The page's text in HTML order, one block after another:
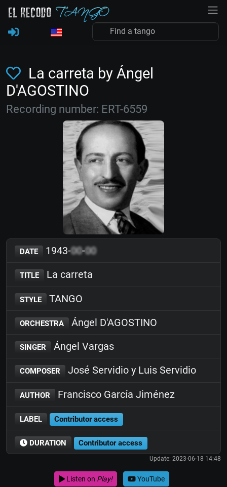
La carreta by Ángel
D'AGOSTINO
Recording number: ERT-6559
DATE 1943-00-00
TITLE La carreta
STYLE TANGO
ORCHESTRA Ángel D'AGOSTINO
SINGER Ángel Vargas
COMPOSER José Servidio y Luis Servidio
AUTHOR Francisco García Jiménez
LABEL Contributor access
DURATION Contributor access
Update: 2023-06-18 14:48
Listen on Play! YouTube